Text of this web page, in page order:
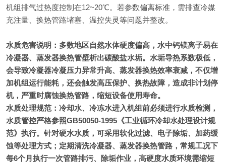
机组排气过热度控制在12~20℃。若参数偏离标准，需排查冷媒
充注量、换热管路堵塞、温控失灵等问题并整改。
水质危害说明：多数地区自然水体硬度偏高，水中钙镁离子易在
冷凝器、蒸发器换热管壁析出碳酸盐水垢。水垢导热系数极低，
会导致冷凝器冷凝压力异常升高、蒸发器换热效率衰减，不仅增
加机组运行能耗，还会触发高压保护、换热故障，造成非计划停
机，严重时腐蚀换热管路，缩短设备使用寿命。
水质处理规范：冷却水、冷冻水进入机组前必须进行水质检测，
水质管控严格参照GB50050-1995《工业循环冷却水处理设计规
范》 执行。针对硬水水质，可采用软化过滤、电子除垢、加药缓
蚀等处理方式；定期清洗冷凝器、蒸发器换热管路，常规工况下
每6个月执行一次管路排污、除垢作业，高硬度水质环境需缩短